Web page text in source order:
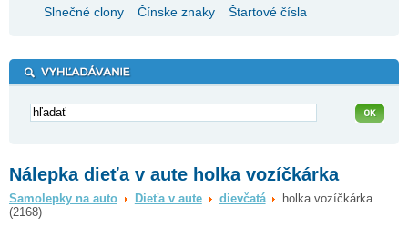
Slnečné clony
Čínske znaky Štartové čísla
Nálepka dieťa v aute holka vozíčkárka
Samolepky na auto Dieťa v aute dievčatá
holka vozíčkárka
(2168)